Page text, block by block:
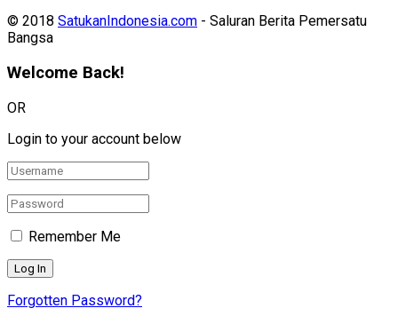
© 2018 SatukanIndonesia.com - Saluran Berita Pemersatu
Bangsa
Welcome Back!
OR
Login to your account below
Remember Me
Forgotten Password?